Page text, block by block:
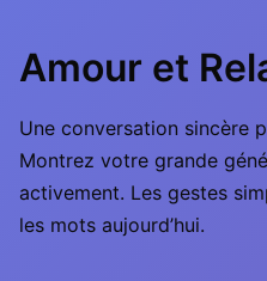
Amour et
Une conversation sincère
Montrez votre grande
activement. Les gestes
les mots aujourd’hui.